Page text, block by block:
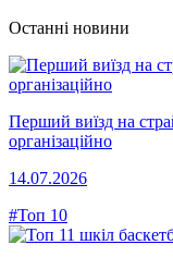
Останні новини
Перший виїзд на
організаційно
14.07.2026
#Топ 10